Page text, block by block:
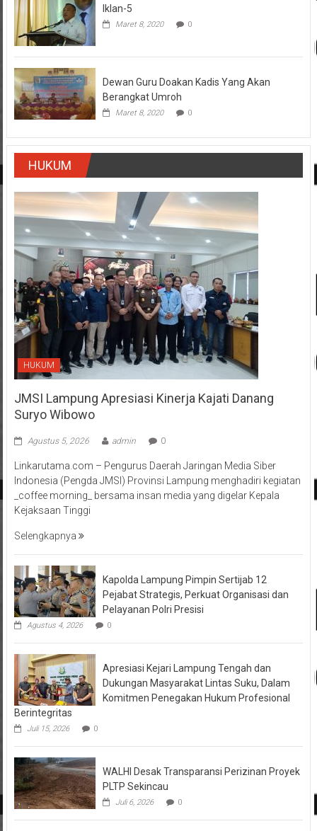
Iklan-5
Maret 8, 2020 0
Dewan Guru Doakan Kadis Yang Akan
Berangkat Umroh
Maret 8, 2020 0
HUKUM
HUKUM
JMSI Lampung Apresiasi Kinerja Kajati Danang
Suryo Wibowo
Agustus 5, 2026 admin 0
Linkarutama.com – Pengurus Daerah Jaringan Media Siber
Indonesia (Pengda JMSI) Provinsi Lampung menghadiri kegiatan
_coffee morning_ bersama insan media yang digelar Kepala
Kejaksaan Tinggi
Selengkapnya
Kapolda Lampung Pimpin Sertijab 12
Pejabat Strategis, Perkuat Organisasi dan
Pelayanan Polri Presisi
Agustus 4, 2026 0
Apresiasi Kejari Lampung Tengah dan
Dukungan Masyarakat Lintas Suku, Dalam
Komitmen Penegakan Hukum Profesional
Berintegritas
Juli 15, 2026 0
WALHI Desak Transparansi Perizinan Proyek
PLTP Sekincau
Juli 6, 2026 0